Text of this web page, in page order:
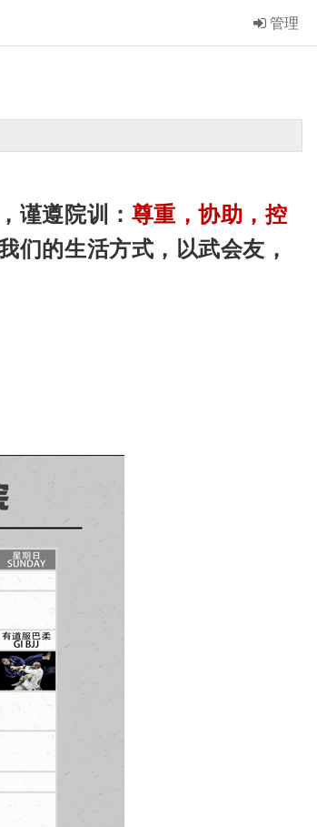
管理
谨遵院训： 尊重，协助，控
们的生活方式，以武会友，